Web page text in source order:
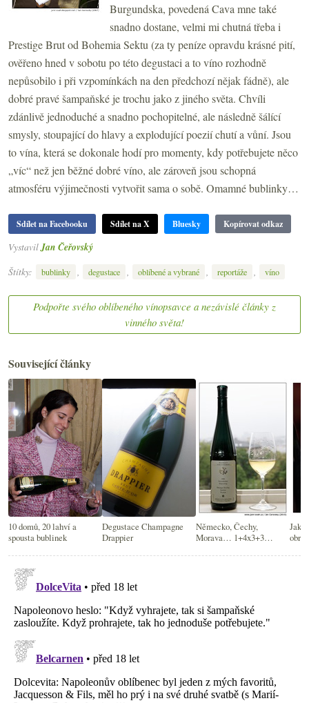
Burgundska, povedená Cava mne také
snadno dostane, velmi mi chutná třeba i
Prestige Brut od Bohemia Sektu (za ty peníze opravdu krásné pití,
ověřeno hned v sobotu po této degustaci a to víno rozhodně
nepůsobilo i při vzpomínkách na den předchozí nějak fádně), ale
dobré pravé šampaňské je trochu jako z jiného světa. Chvíli
zdánlivě jednoduché a snadno pochopitelné, ale následně šálící
smysly, stoupající do hlavy a explodující poezií chutí a vůní. Jsou
to vína, která se dokonale hodí pro momenty, kdy potřebujete něco
„víc“ než jen běžné dobré víno, ale zároveň jsou schopná
atmosféru výjimečnosti vytvořit sama o sobě. Omamné bublinky…
Sdílet na Facebooku Sdílet na X Bluesky Kopírovat odkaz
Vystavil Jan Čeřovský
Štítky:
bublinky , degustace , oblíbené a vybrané , reportáže , víno
Podpořte svého oblíbeného vínopsavce a nezávislé články z
vinného světa!
Související články
10 domů, 20 lahví a
spousta bublinek
Degustace Champagne
Drappier
Německo, Čechy,
Morava… 1+4x3+3
Jak